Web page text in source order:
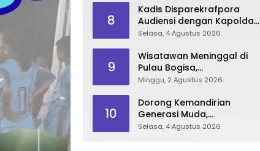
8
Kadis Disparekrafpora
Audiensi dengan Kapolda
Gorontalo, Perkuat Sinergi
Karnaval Karawo 2026
Selasa, 4 Agustus 2026
9
Wisatawan Meninggal di
Pulau Bogisa,
Disparekrafpora Sampaikan
Keselamatan
Minggu, 2 Agustus 2026
10
Dorong Kemandirian
Generasi Muda,
Disparekrafpora Galang
Selasa, 4 Agustus 2026